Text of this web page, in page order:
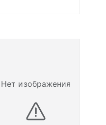
Нет изображения